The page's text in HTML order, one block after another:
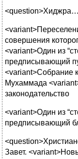
<question>Хиджра…
совершения
<variant>Один из
предписывающий
<variant>Собрание
Мухаммада
законодательство
<variant>Один из
предписывающий
Завет.